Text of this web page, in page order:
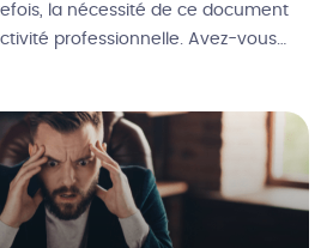
la nécessité de ce document
professionnelle. Avez-vous
Kbis artisan et dans quelles
? Découvrez […]